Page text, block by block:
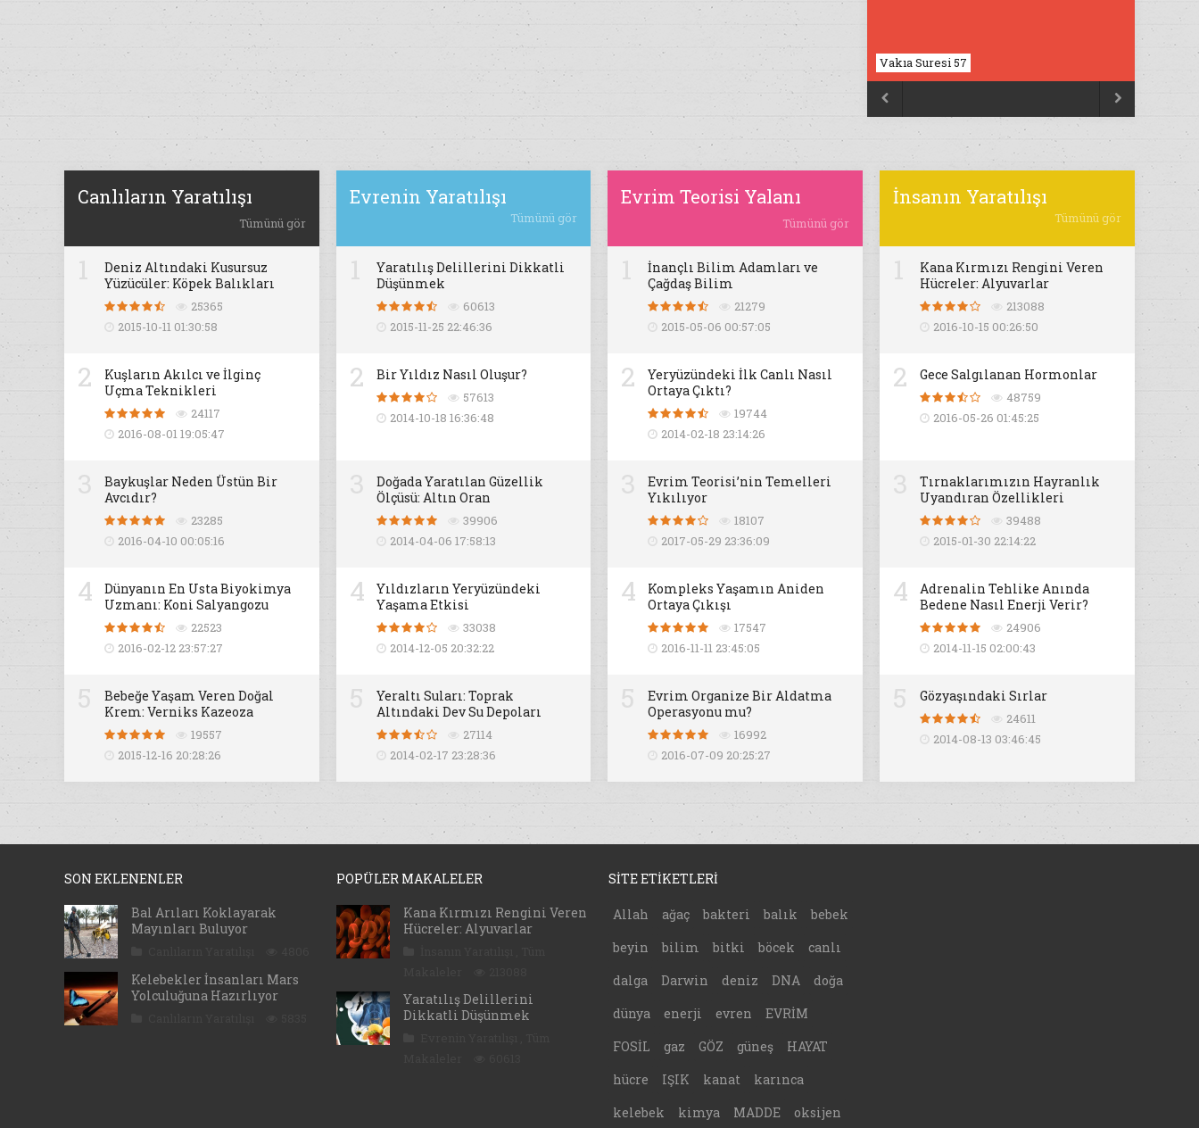
Vakıa Suresi 57
Nahl Suresi 17
 
Canlıların Yaratılışı
Tümünü gör
Deniz Altındaki Kusursuz
Yüzücüler: Köpek Balıkları
25365
2015-10-11 01:30:58
2
Kuşların Akılcı ve İlginç
Uçma Teknikleri
24117
2016-08-01 19:05:47
Baykuşlar Neden Üstün Bir
Avcıdır?
23285
2016-04-10 00:05:16
4
Dünyanın En Usta Biyokimya
Uzmanı: Koni Salyangozu
22523
2016-02-12 23:57:27
Bebeğe Yaşam Veren Doğal
Krem: Verniks Kazeoza
19557
2015-12-16 20:28:26
Evrenin Yaratılışı
Tümünü gör
Yaratılış Delillerini Dikkatli
Düşünmek
60613
2015-11-25 22:46:36
2 Bir Yıldız Nasıl Oluşur?
57613
2014-10-18 16:36:48
Doğada Yaratılan Güzellik
Ölçüsü: Altın Oran
39906
2014-04-06 17:58:13
4
Yıldızların Yeryüzündeki
Yaşama Etkisi
33038
2014-12-05 20:32:22
Yeraltı Suları: Toprak
Altındaki Dev Su Depoları
27114
2014-02-17 23:28:36
Evrim Teorisi Yalanı
Tümünü gör
İnançlı Bilim Adamları ve
Çağdaş Bilim
21279
2015-05-06 00:57:05
2
Yeryüzündeki İlk Canlı Nasıl
Ortaya Çıktı?
19744
2014-02-18 23:14:26
Evrim Teorisi’nin Temelleri
Yıkılıyor
18107
2017-05-29 23:36:09
4
Kompleks Yaşamın Aniden
Ortaya Çıkışı
17547
2016-11-11 23:45:05
Evrim Organize Bir Aldatma
Operasyonu mu?
16992
2016-07-09 20:25:27
İnsanın Yaratılışı
Tümünü gör
Kana Kırmızı Rengini Veren
Hücreler: Alyuvarlar
213088
2016-10-15 00:26:50
2 Gece Salgılanan Hormonlar
48759
2016-05-26 01:45:25
Tırnaklarımızın Hayranlık
Uyandıran Özellikleri
39488
2015-01-30 22:14:22
4
Adrenalin Tehlike Anında
Bedene Nasıl Enerji Verir?
24906
2014-11-15 02:00:43
Gözyaşındaki Sırlar
24611
2014-08-13 03:46:45
SON EKLENENLER
Bal Arıları Koklayarak
Mayınları Buluyor
Kelebekler İnsanları Mars
Yolculuğuna Hazırlıyor
POPÜLER MAKALELER
Kana Kırmızı Rengini Veren
Hücreler: Alyuvarlar
Yaratılış Delillerini
Dikkatli Düşünmek
SİTE ETİKETLERİ
Allah ağaç bakteri balık
bebek
beyin
bilim bitki böcek
canlı
dalga
Darwin deniz DNA
doğa
dünya
enerji evren
EVRİM
FOSİL
gaz GÖZ güneş
HAYAT
hücre
IŞIK kanat
karınca
kelebek
kimya MADDE oksijen